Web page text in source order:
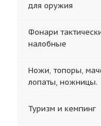
для оружия
Фонари
налобные
Ножи, топоры,
лопаты, ножницы.
Туризм и кемпинг